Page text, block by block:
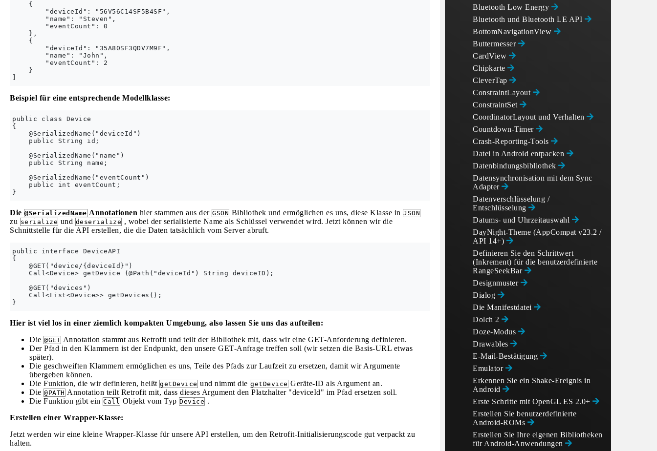
    {
        "deviceId": "56V56C14SF5B4SF",
        "name": "Steven",
        "eventCount": 0
    },
    {
        "deviceId": "35A80SF3QDV7M9F",
        "name": "John",
        "eventCount": 2
    }
Beispiel für eine entsprechende Modellklasse:
public class Device
{
    @SerializedName("deviceId")
    public String id;
    @SerializedName("name")
    public String name;
    @SerializedName("eventCount")
    public int eventCount;
Die @SerializedName Annotationen hier stammen aus der GSON Bibliothek und ermöglichen es uns, diese Klasse in JSON
zu serialize und deserialize , wobei der serialisierte Name als Schlüssel verwendet wird. Jetzt können wir die
Schnittstelle für die API erstellen, die die Daten tatsächlich vom Server abruft.
public interface DeviceAPI
{
    @GET("device/{deviceId}")
    Call<Device> getDevice (@Path("deviceId") String deviceID);
    @GET("devices")
    Call<List<Device>> getDevices();
Hier ist viel los in einer ziemlich kompakten Umgebung, also lassen Sie uns das aufteilen:
Die @GET Annotation stammt aus Retrofit und teilt der Bibliothek mit, dass wir eine GET-Anforderung definieren.
Der Pfad in den Klammern ist der Endpunkt, den unsere GET-Anfrage treffen soll (wir setzen die Basis-URL etwas
später).
Die geschweiften Klammern ermöglichen es uns, Teile des Pfads zur Laufzeit zu ersetzen, damit wir Argumente
übergeben können.
Die Funktion, die wir definieren, heißt getDevice und nimmt die getDevice Geräte-ID als Argument an.
Die @PATH Annotation teilt Retrofit mit, dass dieses Argument den Platzhalter "deviceId" im Pfad ersetzen soll.
Die Funktion gibt ein Call Objekt vom Typ Device .
Erstellen einer Wrapper-Klasse:
Jetzt werden wir eine kleine Wrapper-Klasse für unsere API erstellen, um den Retrofit-Initialisierungscode gut verpackt zu
halten.
Bluetooth Low Energy
Bluetooth und Bluetooth LE API
BottomNavigationView
Buttermesser
CardView
Chipkarte
CleverTap
ConstraintLayout
ConstraintSet
CoordinatorLayout und Verhalten
Countdown-Timer
Crash-Reporting-Tools
Datei in Android entpacken
Datenbindungsbibliothek
Datensynchronisation mit dem Sync
Adapter
Datenverschlüsselung /
Entschlüsselung
Datums- und Uhrzeitauswahl
DayNight-Theme (AppCompat v23.2 /
API 14+)
Definieren Sie den Schrittwert
(Inkrement) für die benutzerdefinierte
RangeSeekBar
Designmuster
Dialog
Die Manifestdatei
Dolch 2
Doze-Modus
Drawables
E-Mail-Bestätigung
Emulator
Erkennen Sie ein Shake-Ereignis in
Android
Erste Schritte mit OpenGL ES 2.0+
Erstellen Sie benutzerdefinierte
Android-ROMs
Erstellen Sie Ihre eigenen Bibliotheken
für Android-Anwendungen